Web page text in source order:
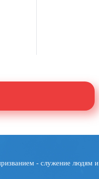
- служение людям и